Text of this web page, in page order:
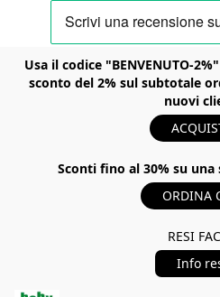
Usa il codice "BENVENUTO-
sconto del 2% sul subtotale
nuovi
Sconti fino al 30% su
ORDINA
RESI
Info